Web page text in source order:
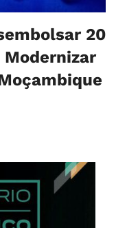
20
Modernizar